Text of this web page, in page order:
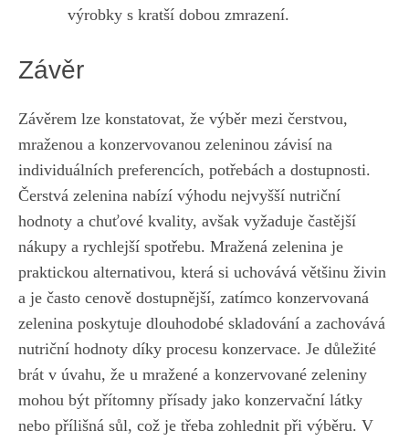
výrobky s kratší dobou zmrazení.
Závěr
Závěrem lze konstatovat, že výběr mezi čerstvou,
mraženou a ‍konzervovanou‌ zeleninou závisí na
individuálních preferencích, potřebách ⁤a dostupnosti.
‍Čerstvá zelenina‍ nabízí​ výhodu nejvyšší nutriční
hodnoty a⁤ chuťové⁢ kvality, avšak vyžaduje častější⁢
nákupy a ⁣rychlejší ‍spotřebu. ⁣Mražená zelenina je
praktickou alternativou, která si​ uchovává ‌většinu živin
a ⁣je často ​cenově dostupnější, zatímco konzervovaná⁢
zelenina poskytuje⁤ dlouhodobé skladování a zachovává‍
nutriční hodnoty díky procesu ‍konzervace. Je důležité
brát v úvahu, že u mražené a‌ konzervované zeleniny​
mohou​ být ‍přítomny přísady jako konzervační látky
nebo přílišná sůl, ‌což je třeba zohlednit při ‍výběru. V